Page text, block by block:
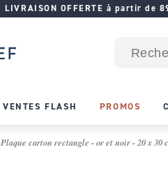
LIVRAISON OFFERTE à partir de
VENTES FLASH PROMOS
Plaque carton rectangle - or et noir - 20 x